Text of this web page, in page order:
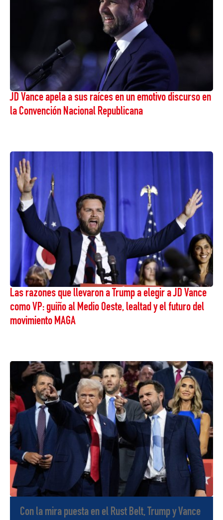
JD Vance apela a sus raíces en un emotivo discurso en
la Convención Nacional Republicana
Las razones que llevaron a Trump a elegir a JD Vance
como VP: guiño al Medio Oeste, lealtad y el futuro del
movimiento MAGA
Con la mira puesta en el Rust Belt, Trump y Vance